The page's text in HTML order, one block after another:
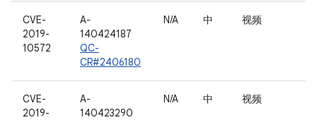
CVE-
2019-
10572
A-
140424187
QC-
CR#2406180
N/A 中 视频
CVE-
2019-
A-
140423290
N/A 中 视频